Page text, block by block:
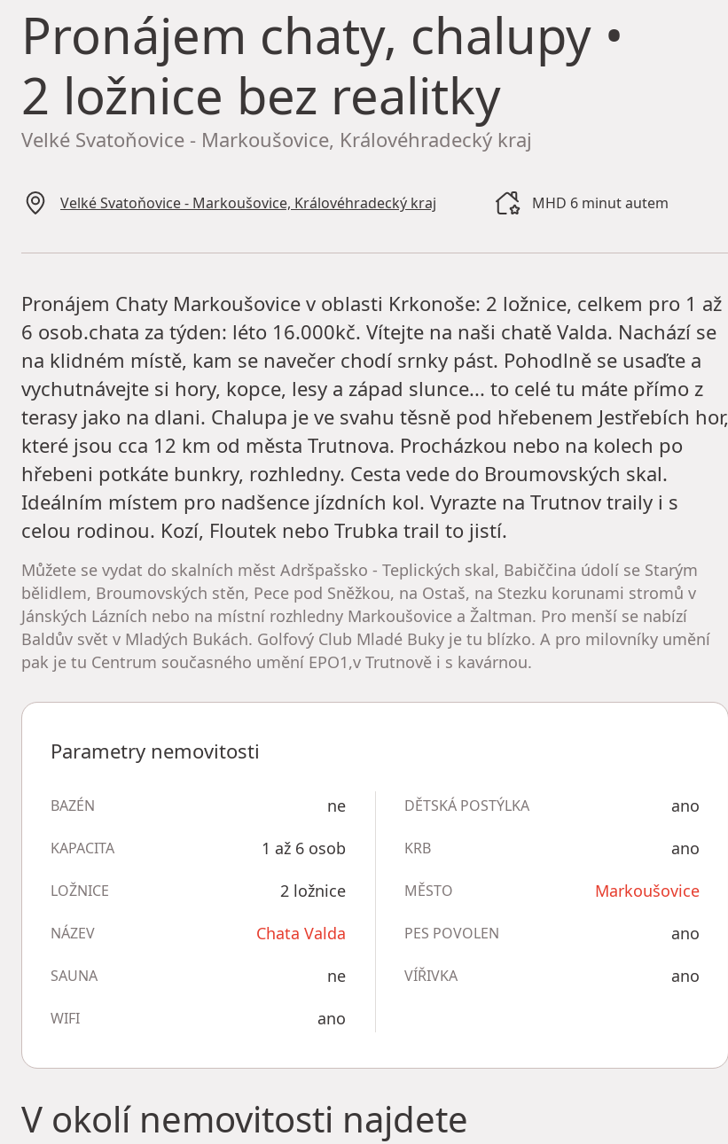
Pronájem chaty, chalupy •
2 ložnice bez realitky
Velké Svatoňovice - Markoušovice, Královéhradecký kraj
Velké Svatoňovice - Markoušovice, Královéhradecký kraj MHD 6 minut autem
Pronájem Chaty Markoušovice v oblasti Krkonoše: 2 ložnice, celkem pro 1 až
6 osob.chata za týden: léto 16.000kč. Vítejte na naši chatě Valda. Nachází se
na klidném místě, kam se navečer chodí srnky pást. Pohodlně se usaďte a
vychutnávejte si hory, kopce, lesy a západ slunce... to celé tu máte přímo z
terasy jako na dlani. Chalupa je ve svahu těsně pod hřebenem Jestřebích hor,
které jsou cca 12 km od města Trutnova. Procházkou nebo na kolech po
hřebeni potkáte bunkry, rozhledny. Cesta vede do Broumovských skal.
Ideálním místem pro nadšence jízdních kol. Vyrazte na Trutnov traily i s
celou rodinou. Kozí, Floutek nebo Trubka trail to jistí.
Můžete se vydat do skalních měst Adršpašsko - Teplických skal, Babiččina údolí se Starým
bělidlem, Broumovských stěn, Pece pod Sněžkou, na Ostaš, na Stezku korunami stromů v
Jánských Lázních nebo na místní rozhledny Markoušovice a Žaltman. Pro menší se nabízí
Baldův svět v Mladých Bukách. Golfový Club Mladé Buky je tu blízko. A pro milovníky umění
pak je tu Centrum současného umění EPO1,v Trutnově i s kavárnou.
Parametry nemovitosti
BAZÉN ne
KAPACITA 1 až 6 osob
LOŽNICE 2 ložnice
NÁZEV Chata Valda
SAUNA ne
WIFI ano
DĚTSKÁ POSTÝLKA ano
KRB ano
MĚSTO Markoušovice
PES POVOLEN ano
VÍŘIVKA ano
V okolí nemovitosti najdete